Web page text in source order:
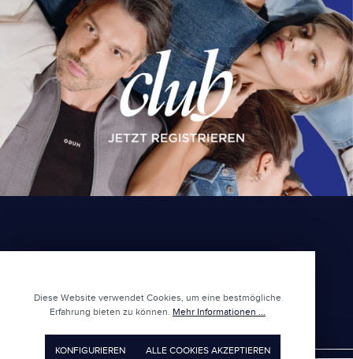
NEWSLETTER ABONNIEREN
Diese Website verwendet Cookies, um eine bestmögliche
Erfahrung bieten zu können. Mehr Informationen ...
KONFIGURIEREN ALLE COOKIES AKZEPTIEREN